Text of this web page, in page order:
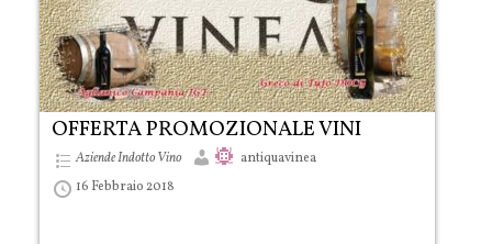
OFFERTA PROMOZIONALE VINI
Aziende Indotto Vino
antiquavinea
16 Febbraio 2018